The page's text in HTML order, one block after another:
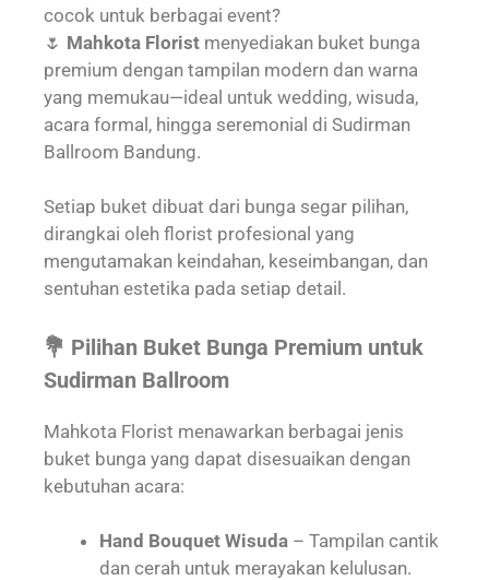
cocok untuk berbagai event?
🌷 Mahkota Florist menyediakan buket bunga
premium dengan tampilan modern dan warna
yang memukau—ideal untuk wedding, wisuda,
acara formal, hingga seremonial di Sudirman
Ballroom Bandung.
Setiap buket dibuat dari bunga segar pilihan,
dirangkai oleh florist profesional yang
mengutamakan keindahan, keseimbangan, dan
sentuhan estetika pada setiap detail.
💐 Pilihan Buket Bunga Premium untuk
Sudirman Ballroom
Mahkota Florist menawarkan berbagai jenis
buket bunga yang dapat disesuaikan dengan
kebutuhan acara:
Hand Bouquet Wisuda – Tampilan cantik
dan cerah untuk merayakan kelulusan.